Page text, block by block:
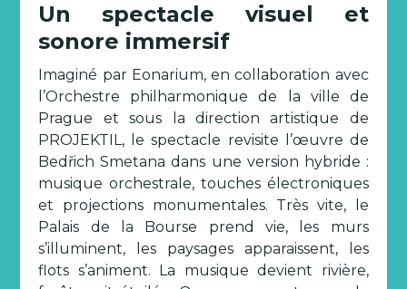
Un spectacle visuel et
sonore immersif
Imaginé par Eonarium, en collaboration avec
l’Orchestre philharmonique de la ville de
Prague et sous la direction artistique de
PROJEKTIL, le spectacle revisite l’œuvre de
Bedřich Smetana dans une version hybride :
musique orchestrale, touches électroniques
et projections monumentales. Très vite, le
Palais de la Bourse prend vie, les murs
s’illuminent, les paysages apparaissent, les
flots s’animent. La musique devient rivière,